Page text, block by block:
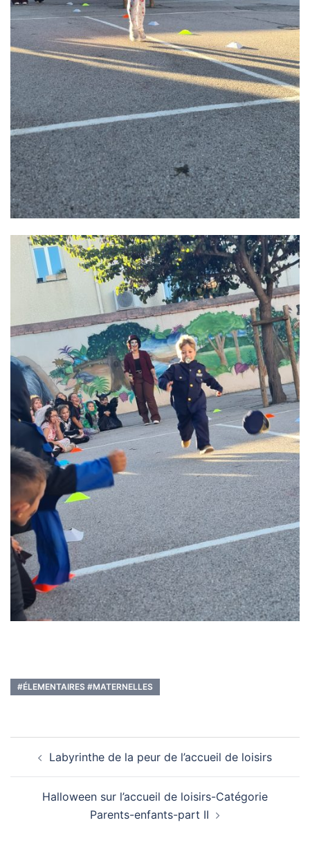
#ÉLEMENTAIRES #MATERNELLES
d’articleLabyrinthe de la peur de l’accueil de loisirs
Halloween sur l’accueil de loisirs-Catégorie
Parents-enfants-part II